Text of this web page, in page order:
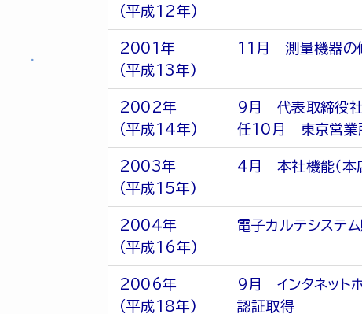
(平成12年)
2001年
(平成13年)
11月 測量機器の
2002年
(平成14年)
9月 代表取締役社
任10月 東京営業
2003年
(平成15年)
4月 本社機能（本
2004年
(平成16年)
電子カルテシステ
2006年
(平成18年)
9月 インタネット
認証取得